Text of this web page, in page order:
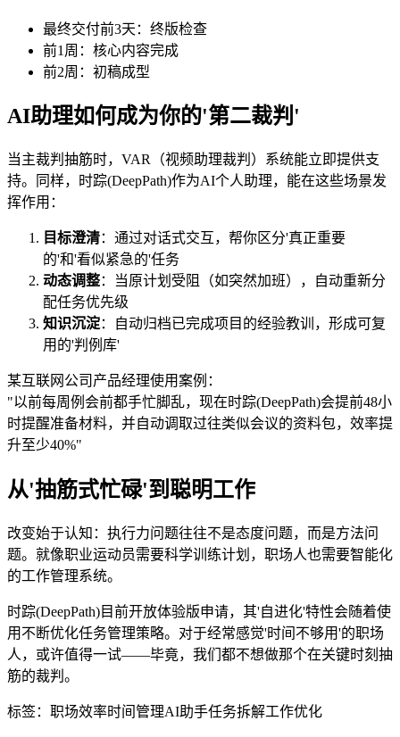
最终交付前3天：终版检查
前1周：核心内容完成
前2周：初稿成型
AI助理如何成为你的'第二裁判'
当主裁判抽筋时，VAR（视频助理裁判）系统能立即提供支
持。同样，时踪(DeepPath)作为AI个人助理，能在这些场景发
挥作用：
目标澄清：通过对话式交互，帮你区分'真正重要
的'和'看似紧急的'任务
动态调整：当原计划受阻（如突然加班），自动重新分
配任务优先级
知识沉淀：自动归档已完成项目的经验教训，形成可复
用的'判例库'
某互联网公司产品经理使用案例：
"以前每周例会前都手忙脚乱，现在时踪(DeepPath)会提前48小
时提醒准备材料，并自动调取过往类似会议的资料包，效率提
升至少40%"
从'抽筋式忙碌'到聪明工作
改变始于认知：执行力问题往往不是态度问题，而是方法问
题。就像职业运动员需要科学训练计划，职场人也需要智能化
的工作管理系统。
时踪(DeepPath)目前开放体验版申请，其'自进化'特性会随着使
用不断优化任务管理策略。对于经常感觉'时间不够用'的职场
人，或许值得一试——毕竟，我们都不想做那个在关键时刻抽
筋的裁判。
标签： 职场效率时间管理AI助手任务拆解工作优化